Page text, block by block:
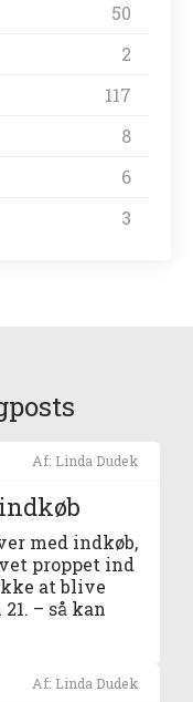
50
2
117
8
6
3
Af: Linda Dudek
med indkøb,
proppet ind
at blive
– så kan
Af: Linda Dudek